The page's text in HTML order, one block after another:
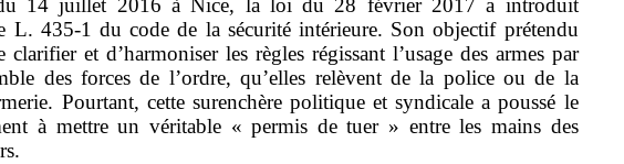
14 juillet 2016 à Nice, la loi du 28 février 2017 a introduit
L. 435‑1 du code de la sécurité intérieure. Son objectif prétendu
clarifier et d’harmoniser les règles régissant l’usage des armes par
des forces de l’ordre, qu’elles relèvent de la police ou de la
Pourtant, cette surenchère politique et syndicale a poussé le
à mettre un véritable « permis de tuer » entre les mains des